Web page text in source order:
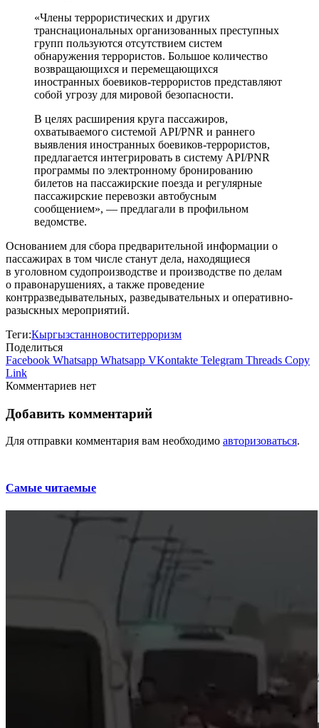
«Члены террористических и других
транснациональных организованных преступных
групп пользуются отсутствием систем
обнаружения террористов. Большое количество
возвращающихся и перемещающихся
иностранных боевиков-террористов представляют
собой угрозу для мировой безопасности.
В целях расширения круга пассажиров,
охватываемого системой API/PNR и раннего
выявления иностранных боевиков-террористов,
предлагается интегрировать в систему API/PNR
программы по электронному бронированию
билетов на пассажирские поезда и регулярные
пассажирские перевозки автобусным
сообщением», — предлагали в профильном
ведомстве.
Основанием для сбора предварительной информации о
пассажирах в том числе станут дела, находящиеся
в уголовном судопроизводстве и производстве по делам
о правонарушениях, а также проведение
контрразведывательных, разведывательных и оперативно-
разыскных мероприятий.
Теги:Кыргызстанновоститерроризм
Поделиться
Facebook Whatsapp Whatsapp VKontakte Telegram Threads Copy
Link
Комментариев нет
Добавить комментарий
Для отправки комментария вам необходимо авторизоваться.
Самые читаемые